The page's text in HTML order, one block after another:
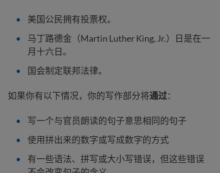
美国公民拥有投票权。
马丁路德金（Martin Luther King, Jr.）日是在一
月十六日。
国会制定联邦法律。
如果你有以下情况，你的写作部分将通过：
写一个与官员朗读的句子意思相同的句子
使用拼出来的数字或写成数字的方式
有一些语法、拼写或大小写错误，但这些错误